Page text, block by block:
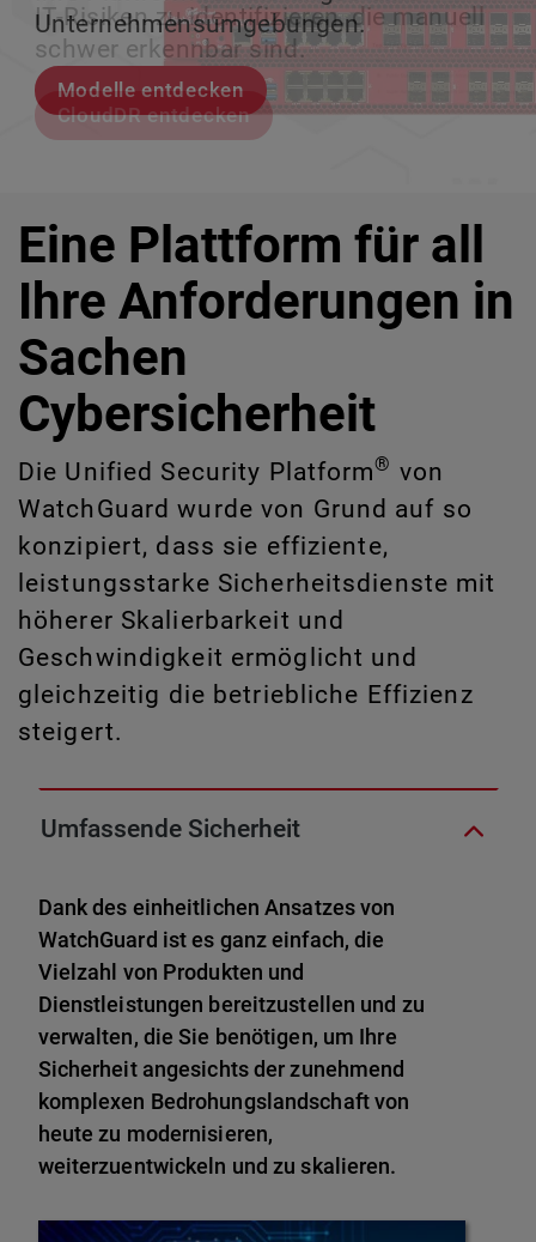
Unternehmensumgebungen.
Modelle entdecken
IT-Risiken zu identifizieren, die manuell
schwer erkennbar sind.
CloudDR entdecken
zu verlieren.
Lernen Sie Rai kennen
ermöglicht.
Lernen Sie WatchGuard EDR kennen
Eine Plattform für all
Ihre Anforderungen in
Sachen
Cybersicherheit
Die Unified Security Platform® von
WatchGuard wurde von Grund auf so
konzipiert, dass sie effiziente,
leistungsstarke Sicherheitsdienste mit
höherer Skalierbarkeit und
Geschwindigkeit ermöglicht und
gleichzeitig die betriebliche Effizienz
steigert.
Umfassende Sicherheit
Dank des einheitlichen Ansatzes von
WatchGuard ist es ganz einfach, die
Vielzahl von Produkten und
Dienstleistungen bereitzustellen und zu
verwalten, die Sie benötigen, um Ihre
Sicherheit angesichts der zunehmend
komplexen Bedrohungslandschaft von
heute zu modernisieren,
weiterzuentwickeln und zu skalieren.